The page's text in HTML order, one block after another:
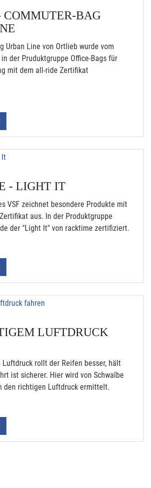
COMMUTER-BAG
Urban Line von Ortlieb wurde vom
in der Pruduktgruppe Office-Bags für
mit dem all-ride Zertifikat
- LIGHT IT
VSF zeichnet besondere Produkte mit
aus. In der Produktgruppe
der "Light It" von racktime zertifiziert.
LUFTDRUCK
rollt der Reifen besser, hält
ist sicherer. Hier wird von Schwalbe
den richtigen Luftdruck ermittelt.